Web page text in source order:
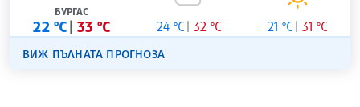
БУРГАС
22 °C 33 °C 24 °C 32 °C 21 °C 31 °C
ВИЖ ПЪЛНАТА ПРОГНОЗА